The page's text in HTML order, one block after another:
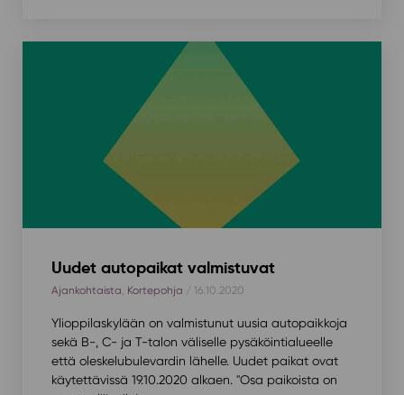
Uudet autopaikat valmistuvat
Ajankohtaista Kortepohja / 16.10.2020
Ylioppilaskylään on valmistunut uusia autopaikkoja
sekä B-, C- ja T-talon väliselle pysäköintialueelle
että oleskelubulevardin lähelle. Uudet paikat ovat
käytettävissä 19.10.2020 alkaen. "Osa paikoista on